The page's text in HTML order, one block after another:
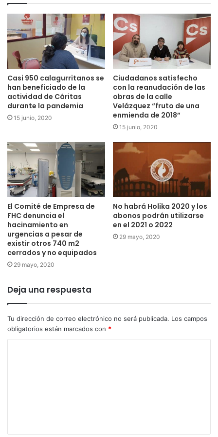
Fleming, Mediavilla y la Catedral.
No nos cansaremos de repetir que nosotros hemos venido
a cambiar las cosas, a mejorar la vida de los calagurritanos,
a darle la vuelta a esa dinámica conformista y, en este
caso, a apostar por el Parque del Cidacos como uno de los
emblemas de la ciudad.»
Casi 950 calagurritanos se
han beneficiado de la
actividad de Cáritas
durante la pandemia
15 junio, 2020
Ciudadanos satisfecho
con la reanudación de las
obras de la calle
Velázquez “fruto de una
enmienda de 2018”
15 junio, 2020
El Comité de Empresa de
FHC denuncia el
hacinamiento en
urgencias a pesar de
existir otros 740 m2
cerrados y no equipados
29 mayo, 2020
No habrá Holika 2020 y los
abonos podrán utilizarse
en el 2021 o 2022
29 mayo, 2020
Deja una respuesta
Tu dirección de correo electrónico no será publicada. Los campos
obligatorios están marcados con *